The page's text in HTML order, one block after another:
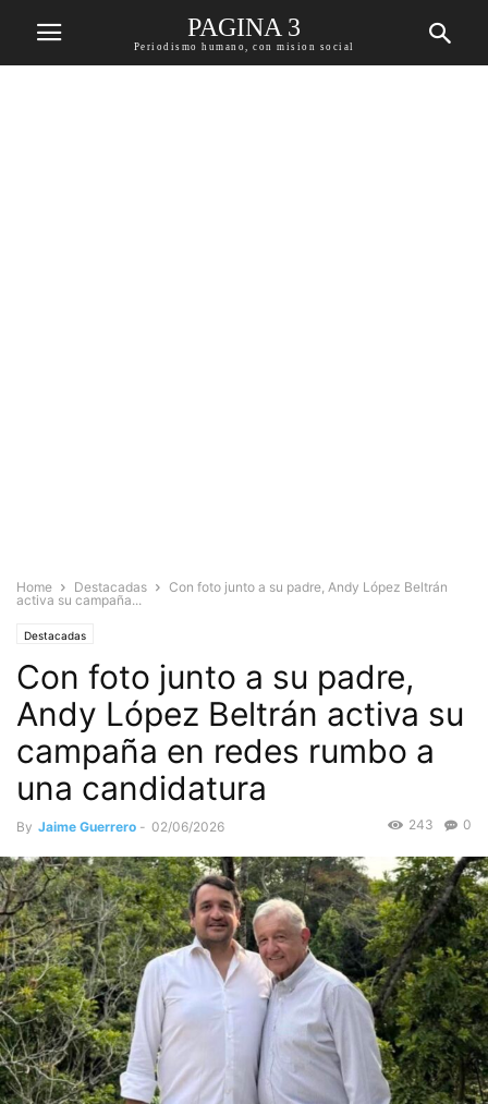
PAGINA 3
Periodismo humano, con mision social
Home Destacadas
Con foto junto a su padre, Andy López Beltrán
activa su campaña...
Destacadas
Con foto junto a su padre,
Andy López Beltrán activa su
campaña en redes rumbo a
una candidatura
By Jaime Guerrero - 02/06/2026 0
243